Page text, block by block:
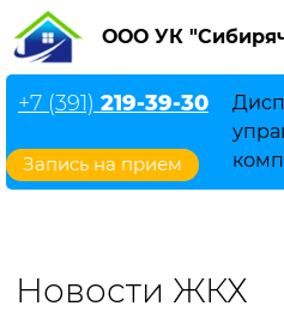
ООО УК
Запись на прием
+7 (391) 219-39-30
Новости ЖКХ